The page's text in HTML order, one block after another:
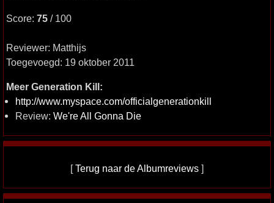
Score: 75 / 100
Reviewer: Matthijs
Toegevoegd: 19 oktober 2011
Meer Generation Kill:
http://www.myspace.com/officialgenerationkill
Review: We're All Gonna Die
[Terug naar de Albumreviews ]